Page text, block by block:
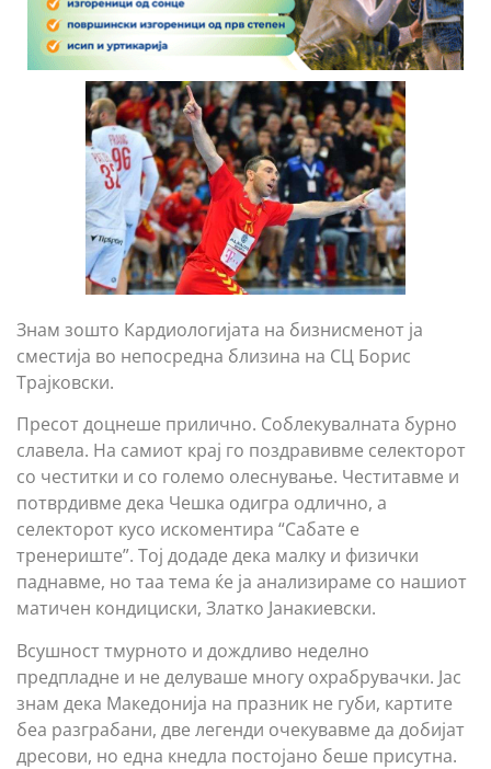
Знам зошто Кардиологијата на бизнисменот ја
сместија во непосредна близина на СЦ Борис
Трајковски.
Пресот доцнеше прилично. Соблекувалната бурно
славела. На самиот крај го поздравивме селекторот
со честитки и со големо олеснување. Честитавме и
потврдивме дека Чешка одигра одлично, а
селекторот кусо искоментира “Сабате е
тренериште”. Тој додаде дека малку и физички
паднавме, но таа тема ќе ја анализираме со нашиот
матичен кондициски, Златко Јанакиевски.
Всушност тмурното и дождливо неделно
предпладне и не делуваше многу охрабрувачки. Јас
знам дека Македонија на празник не губи, картите
беа разграбани, две легенди очекувавме да добијат
дресови, но една кнедла постојано беше присутна.